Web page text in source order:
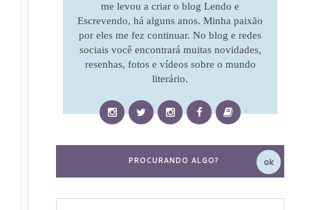
me levou a criar o blog Lendo e
Escrevendo, há alguns anos. Minha paixão
por eles me fez continuar. No blog e redes
sociais você encontrará muitas novidades,
resenhas, fotos e vídeos sobre o mundo
literário.